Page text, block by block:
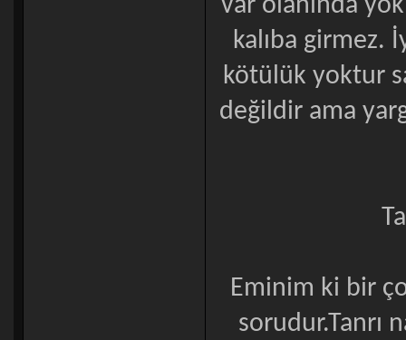
var olanında
kalıba girmez.
kötülük yoktur
değildir ama
Eminim ki bir
sorudur.Tanrı